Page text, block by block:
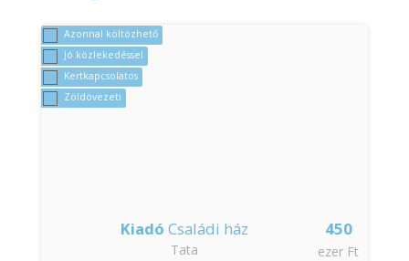
Azonnal költözhető
Jó közlekedéssel
Kertkapcsolatos
Zöldövezeti
450
ezer Ft
Kiadó Családi ház
Tata